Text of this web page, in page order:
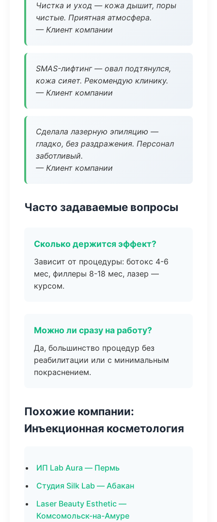
Чистка и уход — кожа дышит, поры
чистые. Приятная атмосфера.
— Клиент компании
SMAS-лифтинг — овал подтянулся,
кожа сияет. Рекомендую клинику.
— Клиент компании
Сделала лазерную эпиляцию —
гладко, без раздражения. Персонал
заботливый.
— Клиент компании
Часто задаваемые вопросы
Сколько держится эффект?
Зависит от процедуры: ботокс 4-6
мес, филлеры 8-18 мес, лазер —
курсом.
Можно ли сразу на работу?
Да, большинство процедур без
реабилитации или с минимальным
покраснением.
Похожие компании:
Инъекционная косметология
ИП Lab Aura — Пермь
Студия Silk Lab — Абакан
Laser Beauty Esthetic —
Комсомольск-на-Амуре